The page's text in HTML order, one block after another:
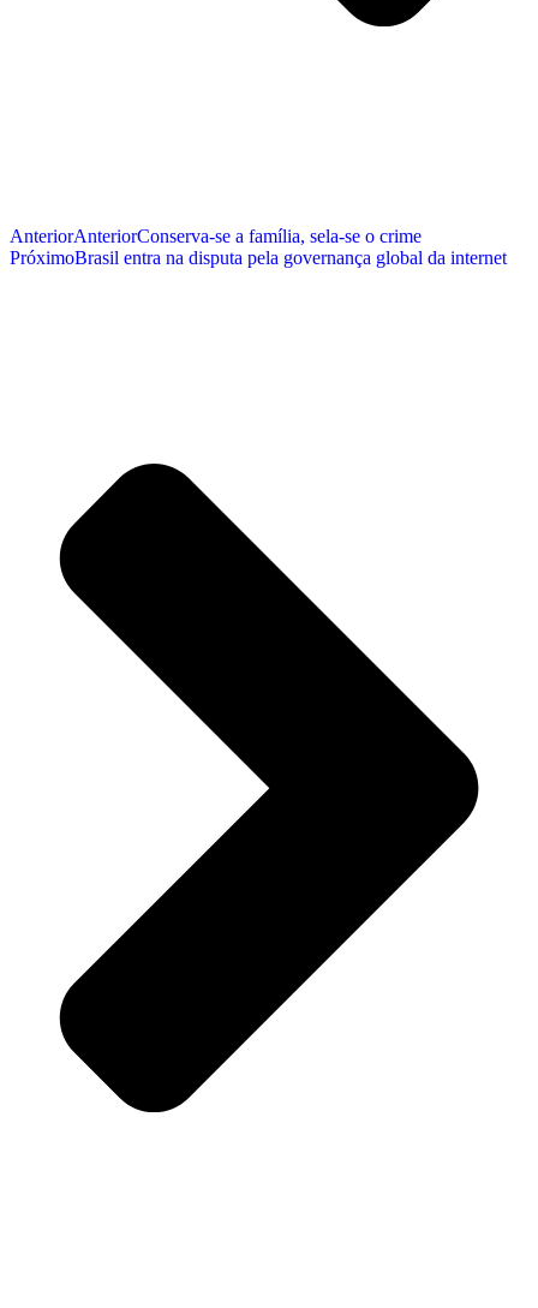
AnteriorAnteriorConserva-se a família, sela-se o crime
PróximoBrasil entra na disputa pela governança global da internet